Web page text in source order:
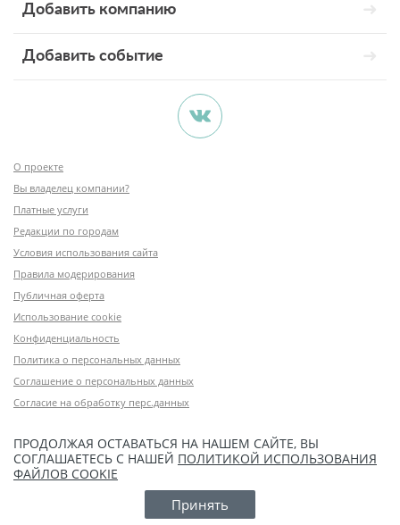
Добавить компанию
Добавить событие
О проекте
Вы владелец компании?
Платные услуги
Редакции по городам
Условия использования сайта
Правила модерирования
Публичная оферта
Использование cookie
Конфиденциальность
Политика о персональных данных
Соглашение о персональных данных
Согласие на обработку перс.данных
ПРОДОЛЖАЯ ОСТАВАТЬСЯ НА НАШЕМ САЙТЕ, ВЫ
СОГЛАШАЕТЕСЬ С НАШЕЙ ПОЛИТИКОЙ ИСПОЛЬЗОВАНИЯ
ФАЙЛОВ COOKIE
Принять